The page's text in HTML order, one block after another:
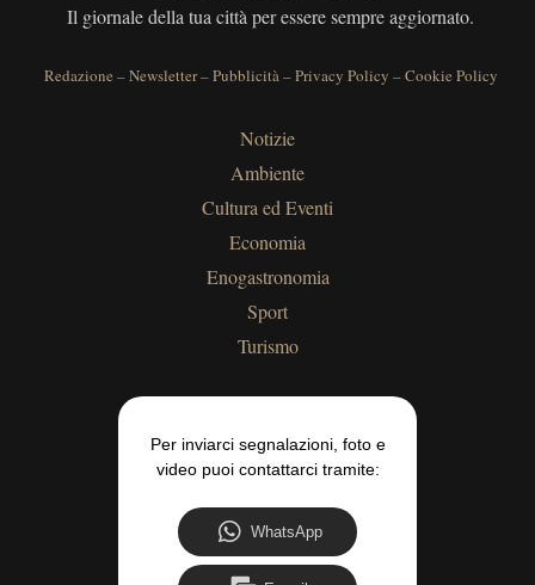
Il giornale della tua città per essere sempre aggiornato.
Redazione –Newsletter–Pubblicità –Privacy Policy –Cookie Policy
Notizie
Ambiente
Cultura ed Eventi
Economia
Enogastronomia
Sport
Turismo
Per inviarci segnalazioni, foto e
video puoi contattarci tramite:
WhatsApp